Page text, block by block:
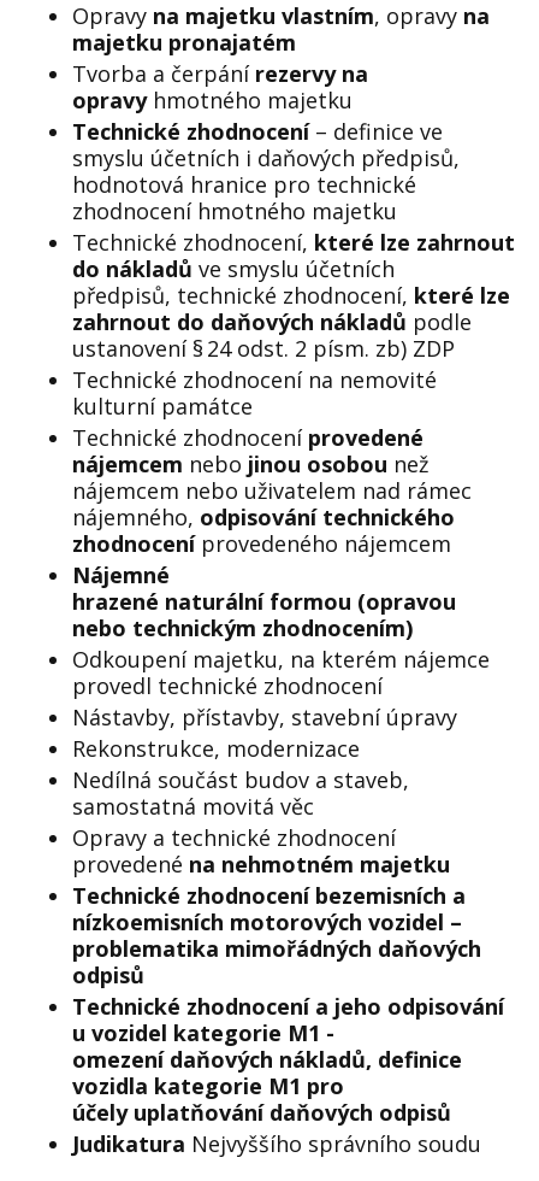
Opravy na majetku vlastním, opravy na
majetku pronajatém
Tvorba a čerpání rezervy na
opravyhmotného majetku
Technické zhodnocení – definice ve
smyslu účetních i daňových předpisů,
hodnotová hranice pro technické
zhodnoceníhmotného majetku
Technické zhodnocení, které lze zahrnout
do nákladů ve smyslu účetních
předpisů, technické zhodnocení, které lze
zahrnout do daňových nákladů podle
ustanovení § 24 odst. 2 písm. zb) ZDP
Technické zhodnocení na nemovité
kulturní památce
Technické zhodnocení provedené
nájemcem nebo jinou osobou než
nájemcem nebo uživatelem nad rámec
nájemného, odpisování technického
zhodnoceníprovedeného nájemcem
Nájemné
hrazené naturální formou (opravou
nebo technickým zhodnocením)
Odkoupení majetku, na kterém nájemce
provedl technické zhodnocení
Nástavby, přístavby, stavební úpravy
Rekonstrukce, modernizace
Nedílná součást budov a staveb,
samostatná movitá věc
Opravy a technické zhodnocení
provedené na nehmotném majetku
Technické zhodnocení bezemisních a
nízkoemisních motorových vozidel –
problematika mimořádných daňových
odpisů
Technické zhodnocení a jeho odpisování
u vozidel kategorie M1 -
omezenídaňových nákladů, definice
vozidla kategorie M1 pro
účelyuplatňování daňových odpisů
Judikatura Nejvyššího správního soudu